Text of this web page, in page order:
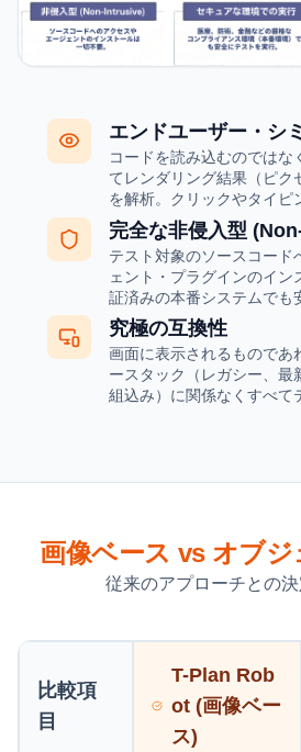
エンドユーザー・シ
コードを読み込むのではな
てレンダリング結果（ピク
を解析。クリックやタイピ
完全な非侵入型
テスト対象のソースコード
ェント・プラグインのイ
証済みの本番システムでも
究極の互換性
画面に表示されるものであ
ースタック（レガシー、最
組込み）に関係なくすべて
画像ベース vs オブジ
従来のアプローチとの
比較項
目
T-Plan Rob
ot (画像ベー
ス)